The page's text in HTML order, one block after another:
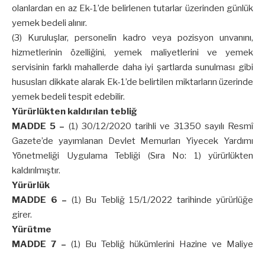
olanlardan en az Ek-1’de belirlenen tutarlar üzerinden günlük
yemek bedeli alınır.
(3) Kuruluşlar, personelin kadro veya pozisyon unvanını,
hizmetlerinin özelliğini, yemek maliyetlerini ve yemek
servisinin farklı mahallerde daha iyi şartlarda sunulması gibi
hususları dikkate alarak Ek-1’de belirtilen miktarların üzerinde
yemek bedeli tespit edebilir.
Yürürlükten kaldırılan tebliğ
MADDE 5 – (1) 30/12/2020 tarihli ve 31350 sayılı Resmî
Gazete’de yayımlanan Devlet Memurları Yiyecek Yardımı
Yönetmeliği Uygulama Tebliği (Sıra No: 1) yürürlükten
kaldırılmıştır.
Yürürlük
MADDE 6 – (1) Bu Tebliğ 15/1/2022 tarihinde yürürlüğe
girer.
Yürütme
MADDE 7 – (1) Bu Tebliğ hükümlerini Hazine ve Maliye